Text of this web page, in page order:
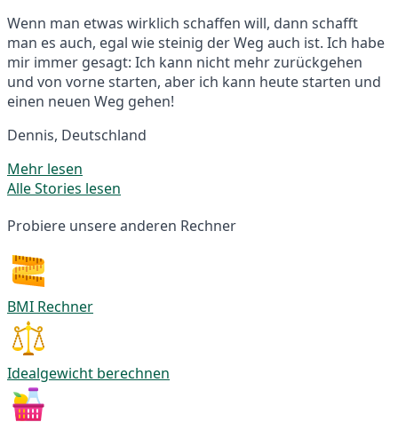
Wenn man etwas wirklich schaffen will, dann schafft
man es auch, egal wie steinig der Weg auch ist. Ich habe
mir immer gesagt: Ich kann nicht mehr zurückgehen
und von vorne starten, aber ich kann heute starten und
einen neuen Weg gehen!
Dennis, Deutschland
Mehr lesen
Alle Stories lesen
Probiere unsere anderen Rechner
BMI Rechner
Idealgewicht berechnen